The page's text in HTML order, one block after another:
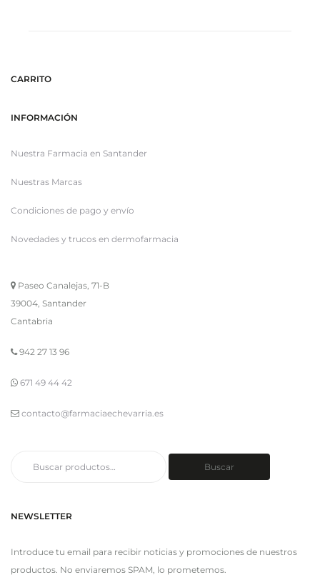
CARRITO
INFORMACIÓN
Nuestra Farmacia en Santander
Nuestras Marcas
Condiciones de pago y envío
Novedades y trucos en dermofarmacia
Paseo Canalejas, 71-B
39004, Santander
Cantabria
942 27 13 96
671 49 44 42
contacto@farmaciaechevarria.es
Buscar
NEWSLETTER
Introduce tu email para recibir noticias y promociones de nuestros
productos. No enviaremos SPAM, lo prometemos.